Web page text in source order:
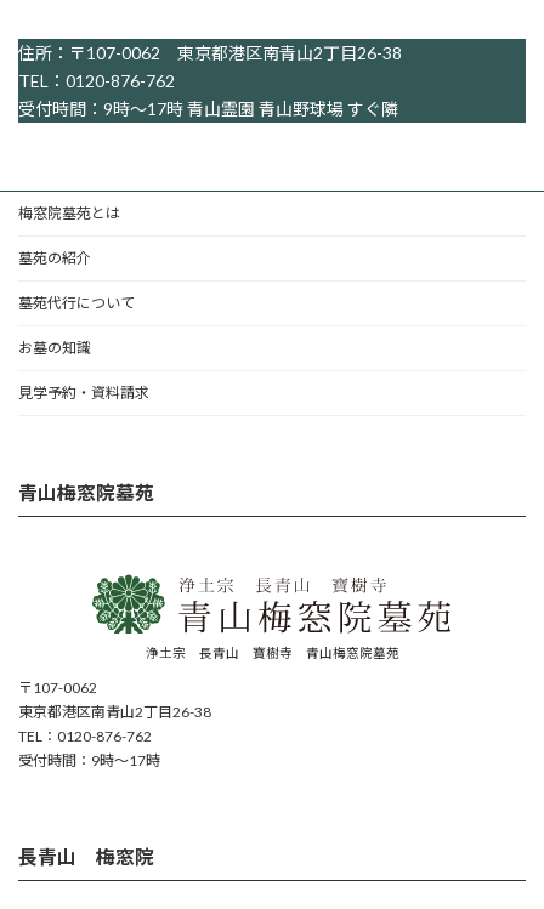
住所：〒107-0062 東京都港区南青山2丁目26-38
TEL：0120-876-762
受付時間：9時～17時 青山霊園 青山野球場 すぐ隣
梅窓院墓苑とは
墓苑の紹介
墓苑代行について
お墓の知識
見学予約・資料請求
青山梅窓院墓苑
浄土宗 長青山 寶樹寺 青山梅窓院墓苑
〒107-0062
東京都港区南青山2丁目26-38
TEL：0120-876-762
受付時間：9時～17時
長青山 梅窓院